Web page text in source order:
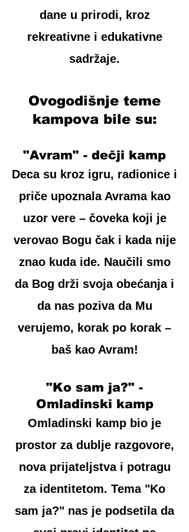
dane u prirodi, kroz
rekreativne i edukativne
sadržaje.
Ovogodišnje teme
kampova bile su:
"Avram" - dečji kamp
Deca su kroz igru, radionice i
priče upoznala Avrama kao
uzor vere – čoveka koji je
verovao Bogu čak i kada nije
znao kuda ide. Naučili smo
da Bog drži svoja obećanja i
da nas poziva da Mu
verujemo, korak po korak –
baš kao Avram!
"Ko sam ja?" -
Omladinski kamp
Omladinski kamp bio je
prostor za dublje razgovore,
nova prijateljstva i potragu
za identitetom. Tema "Ko
sam ja?" nas je podsetila da